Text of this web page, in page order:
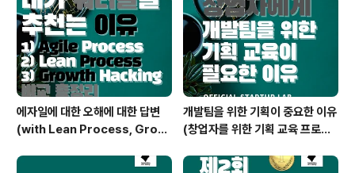
에자일에 대한 오해에 대한 답변
(with Lean Process, Growt
개발팀을 위한 기획이 중요한 이유
(창업자를 위한 기획 교육 프로그